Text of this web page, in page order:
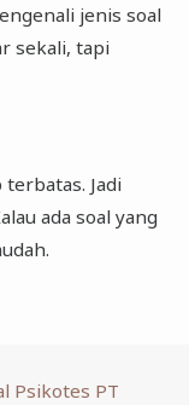
jenis soal
sekali, tapi
Jadi
ada soal yang
Psikotes PT